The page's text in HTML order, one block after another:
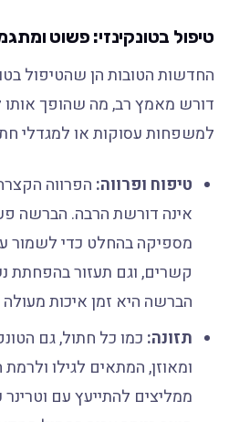
טיפול בטונקינזי: פשוט
החדשות הטובות הן שהטיפול
דורש מאמץ רב, מה שהופך אותו
למשפחות עסוקות או למגדלי
טיפוח ופרווה:הפרווה הקצרה
אינה דורשת הרבה. הברשה
מספיקה בהחלט כדי לשמור
קשרים, וגם תעזור בהפחתת
הברשה היא זמן איכות
תזונה:כמו כל חתול, גם
ומאוזן, המתאים לגילו
ממליצים להתייעץ עם וטרינר